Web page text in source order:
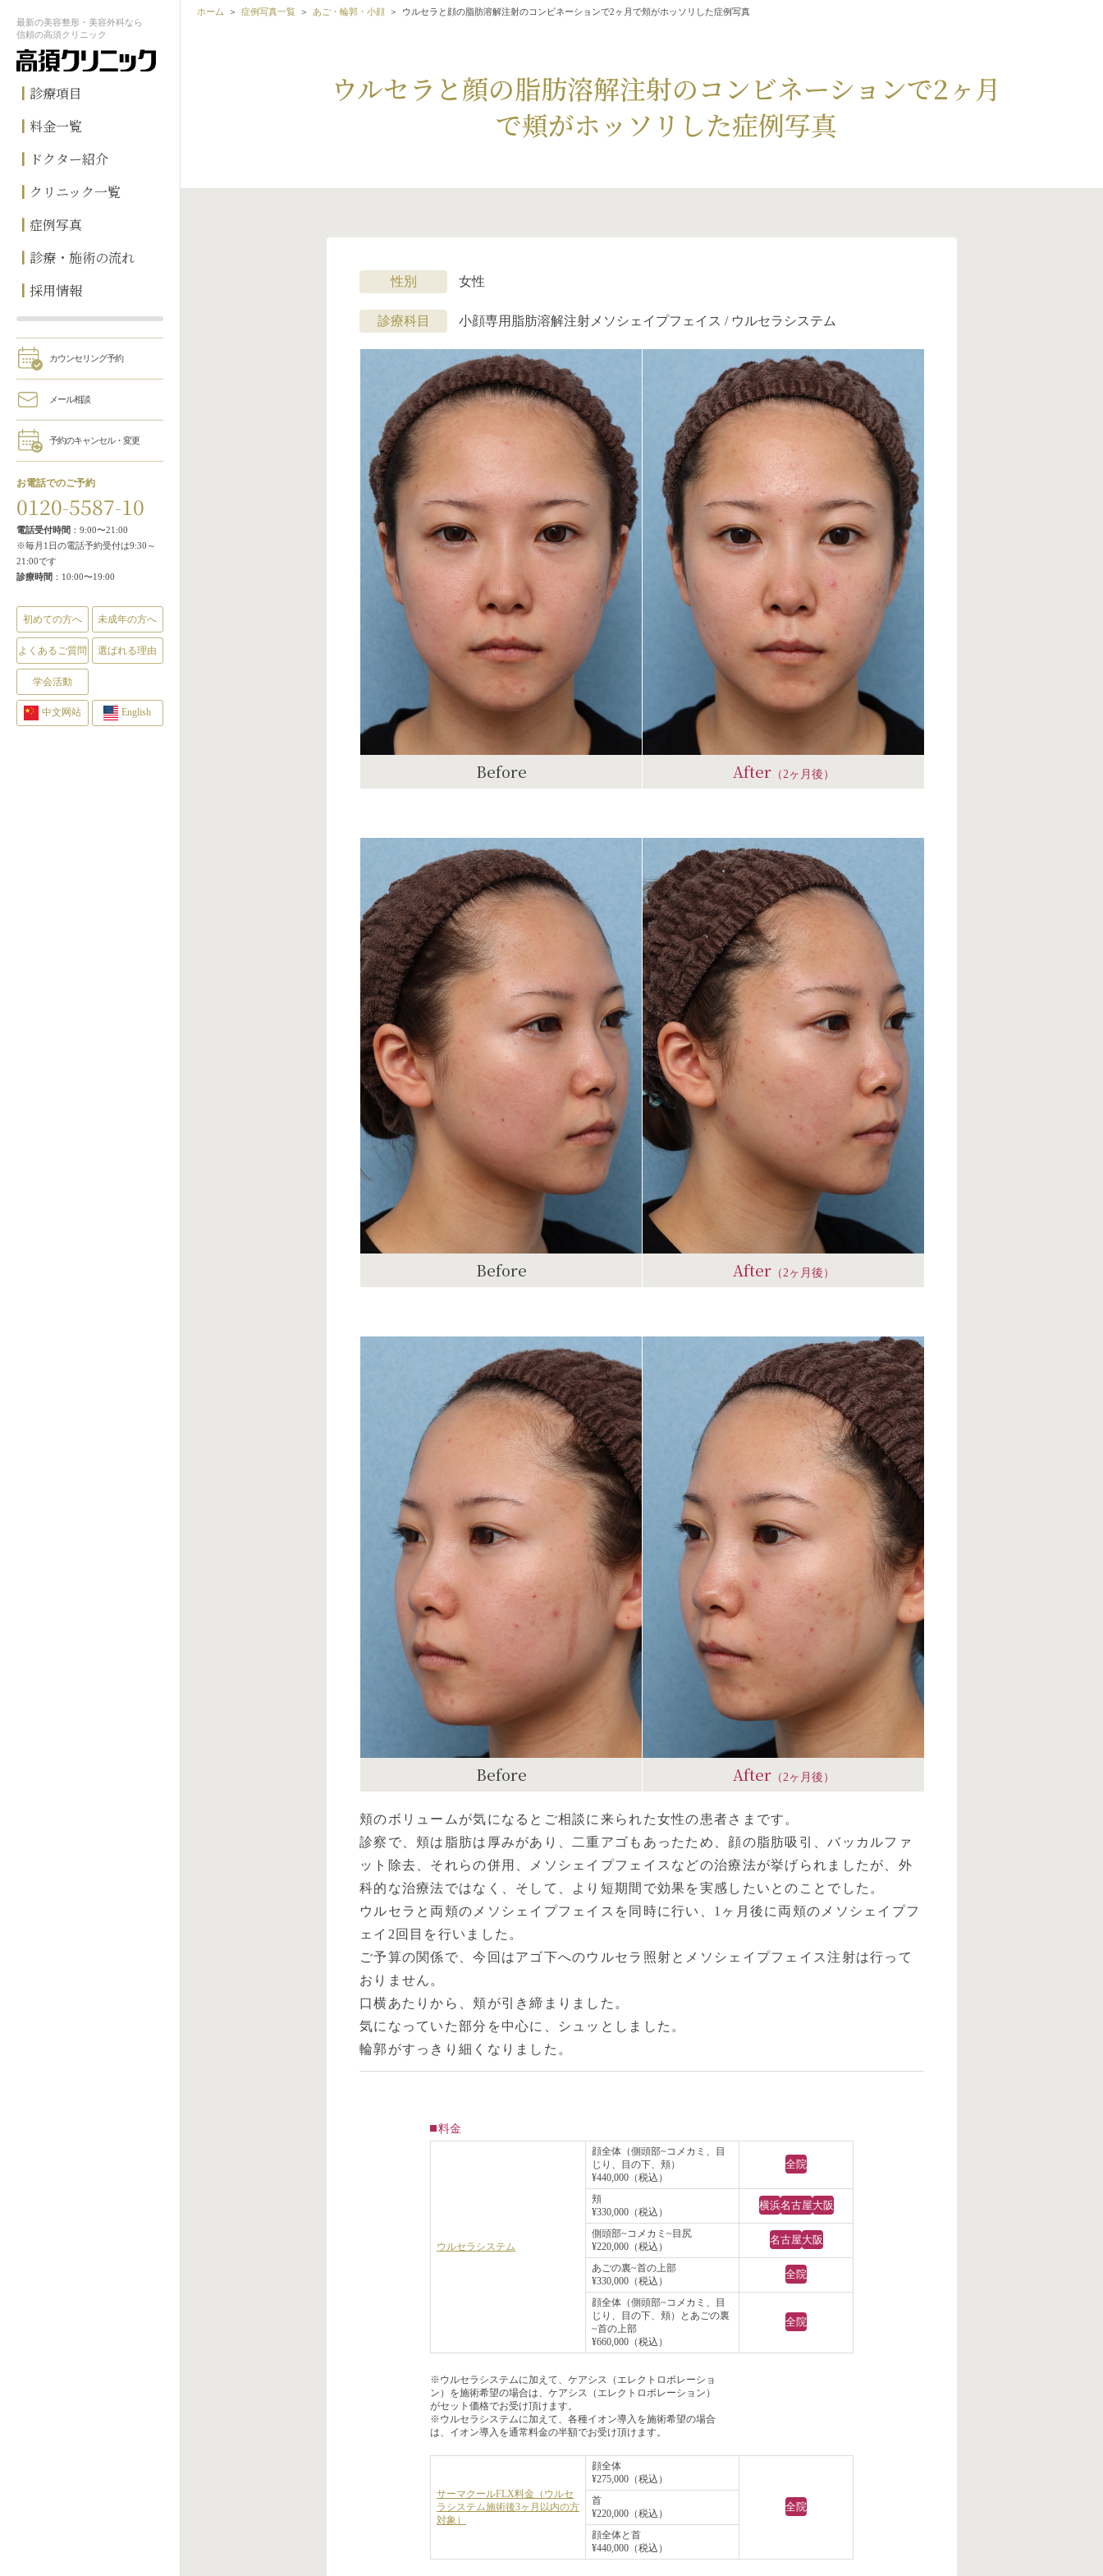
最新の美容整形・美容外科なら
信頼の高須クリニック
診療項目
料金一覧
ドクター紹介
クリニック一覧
症例写真
診療・施術の流れ
採用情報
カウンセリング予約
メール相談
予約のキャンセル・変更
お電話でのご予約
0120-5587-10
電話受付時間 ：9:00〜21:00
※毎月1日の電話予約受付は9:30～
21:00です
診療時間 ：10:00〜19:00
初めての方へ 未成年の方へ
よくあるご質問 選ばれる理由
学会活動
中文网站 English
ホーム 症例写真一覧 あご・輪郭・小顔 ウルセラと顔の脂肪溶解注射のコンビネーションで2ヶ月で頬がホッソリした症例写真
ウルセラと顔の脂肪溶解注射のコンビネーションで2ヶ月
で頬がホッソリした症例写真
性別 女性
診療科目 小顔専用脂肪溶解注射メソシェイプフェイス / ウルセラシステム
Before After（2ヶ月後）
Before After（2ヶ月後）
Before After（2ヶ月後）
頬のボリュームが気になるとご相談に来られた女性の患者さまです。
診察で、頬は脂肪は厚みがあり、二重アゴもあったため、顔の脂肪吸引、バッカルファ
ット除去、それらの併用、メソシェイプフェイスなどの治療法が挙げられましたが、外
科的な治療法ではなく、そして、より短期間で効果を実感したいとのことでした。
ウルセラと両頬のメソシェイプフェイスを同時に行い、1ヶ月後に両頬のメソシェイプフ
ェイ2回目を行いました。
ご予算の関係で、今回はアゴ下へのウルセラ照射とメソシェイプフェイス注射は行って
おりません。
口横あたりから、頬が引き締まりました。
気になっていた部分を中心に、シュッとしました。
輪郭がすっきり細くなりました。
料金
ウルセラシステム
顔全体（側頭部~コメカミ、目
じり、目の下、頬）
¥440,000（税込）
全院
頬
¥330,000（税込）
横浜名古屋大阪
側頭部~コメカミ~目尻
¥220,000（税込）
名古屋大阪
あごの裏~首の上部
¥330,000（税込）
全院
顔全体（側頭部~コメカミ、目
じり、目の下、頬）とあごの裏
~首の上部
¥660,000（税込）
全院
※ウルセラシステムに加えて、ケアシス（エレクトロポレーショ
ン）を施術希望の場合は、ケアシス（エレクトロポレーション）
がセット価格でお受け頂けます。
※ウルセラシステムに加えて、各種イオン導入を施術希望の場合
は、イオン導入を通常料金の半額でお受け頂けます。
サーマクールFLX料金（ウルセ
ラシステム施術後3ヶ月以内の方
対象）
顔全体
¥275,000（税込）
全院
首
¥220,000（税込）
顔全体と首
¥440,000（税込）